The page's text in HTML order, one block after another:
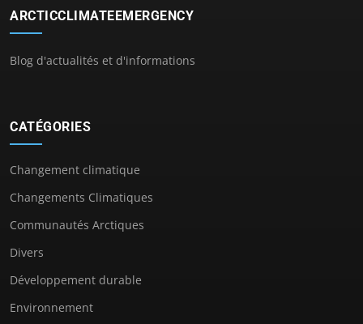
ARCTICCLIMATEEMERGENCY
Blog d'actualités et d'informations
CATÉGORIES
Changement climatique
Changements Climatiques
Communautés Arctiques
Divers
Développement durable
Environnement